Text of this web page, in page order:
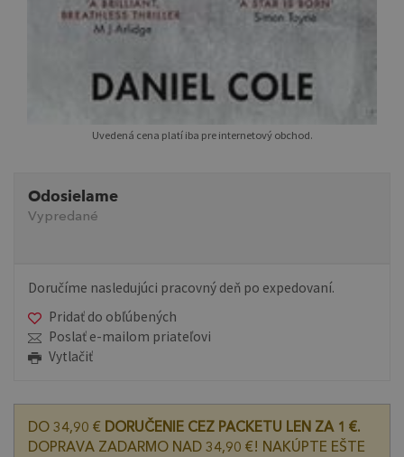
Uvedená cena platí iba pre internetový obchod.
Odosielame
Vypredané
Doručíme nasledujúci pracovný deň po expedovaní.
Pridať do obľúbených
Poslať e-mailom priateľovi
Vytlačiť
DO 34,90 € DORUČENIE CEZ PACKETU LEN ZA 1 €.
DOPRAVA ZADARMO NAD 34,90 €! NAKÚPTE EŠTE